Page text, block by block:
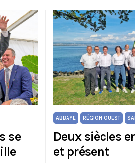
se
ABBAYE RÉGION OUEST
Deux siècles
et présent